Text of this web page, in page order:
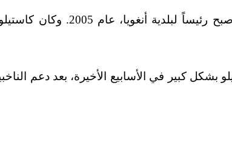
كبير في الأسابيع الأخيرة، بعد دعم